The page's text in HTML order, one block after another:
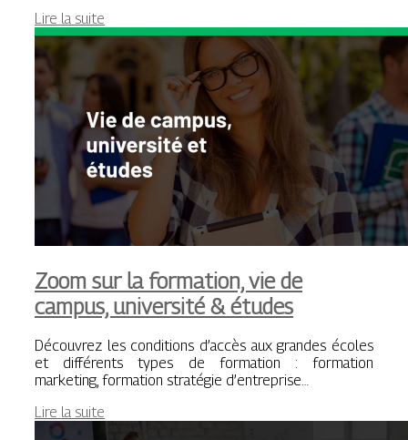
Lire la suite
Zoom sur la formation, vie de
campus, université & études
Découvrez les conditions d’accès aux grandes écoles
et différents types de formation : formation
marketing, formation stratégie d’entreprise…
Lire la suite